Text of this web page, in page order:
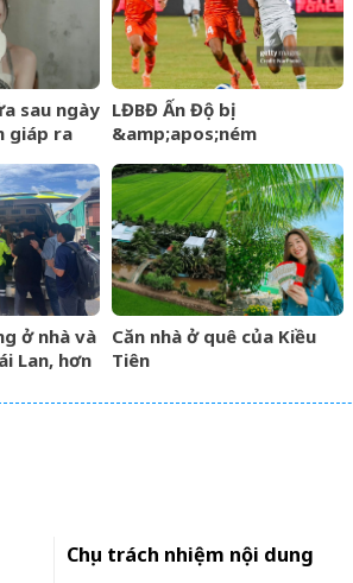
sau ngày
giáp ra
tiền
LĐBĐ Ấn Độ bị
&amp;apos;ném
mang đội hình B dự giải
Vô địch ĐNÁ của FIFA
ở nhà và
Lan, hơn
Căn nhà ở quê của Kiều
Tiên
Chịu trách nhiệm nội dung